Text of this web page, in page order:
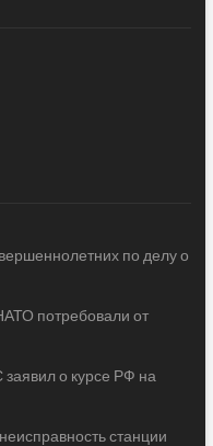
по делу о
потребовали от
заявил о курсе РФ на
станции